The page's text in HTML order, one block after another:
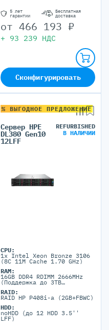
5 лет
гарантии
Бесплатная
доставка
от 466 193 ₽
+ 93 239 НДС
Сконфигурировать
% ВЫГОДНОЕ ПРЕДЛОЖЕНИЕ
Сервер HPE
DL380 Gen10
12LFF
REFURBISHED
В НАЛИЧИИ
CPU:
1x Intel Xeon Bronze 3106
(8C 11M Cache 1.70 GHz)
RAM:
16GB DDR4 RDIMM 2666MHz
(Поддержка до 3TB
портов)
RAID:
RAID HP P408i-a (2GB+FBWC)
HDD:
noHDD (до 12 HDD 3.5''
LFF)